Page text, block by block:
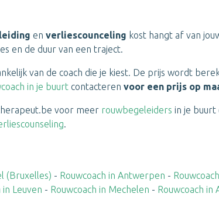
en verliescounceling kost hangt af van
en de duur van een traject.
van de coach die je kiest. De prijs wordt
in je buurt contacteren voor een prijs op
voor meer rouwbegeleiders in je
.
(Bruxelles) - Rouwcoach in Antwerpen -
in Leuven - Rouwcoach in Mechelen - Rouwcoach in